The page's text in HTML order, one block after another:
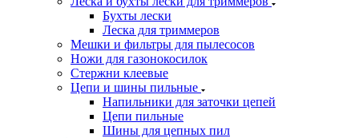
Бухты лески
Леска для триммеров
Мешки и фильтры для пылесосов
Ножи для газонокосилок
Стержни клеевые
Цепи и шины пильные
Напильники для заточки цепей
Цепи пильные
Шины для цепных пил